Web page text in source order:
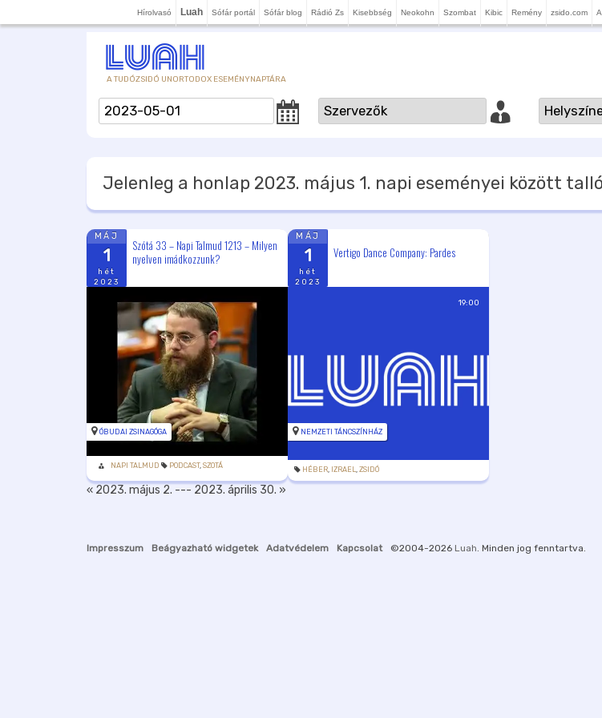
Hírolvasó Luah Sófár portál Sófár blog Rádió Zs Kisebbség Neokohn Szombat Kibic Remény zsido.com
A TUDÓZSIDÓ UNORTODOX ESEMÉNYNAPTÁRA
Jelenleg a honlap 2023. május 1. napi eseményei között
MÁJ
1
hét
2023
Szótá 33 – Napi Talmud 1213 – Milyen
nyelven imádkozzunk?
ÓBUDAI ZSINAGÓGA
NAPI TALMUD PODCAST, SZOTÁ
MÁJ
1
hét
2023
Vertigo Dance Company: Pardes
19:00
NEMZETI TÁNCSZÍNHÁZ
HÉBER IZRAEL ,ZSIDÓ
« 2023. május 2. --- 2023. április 30. »
Impresszum Beágyazható widgetek Adatvédelem Kapcsolat ©2004-2026 Luah . Minden jog fenntartva.